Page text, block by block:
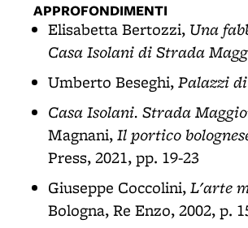
APPROFONDIMENTI
Elisabetta Bertozzi, Una
Casa Isolani di Strada
Umberto Beseghi,Palazzi
Casa Isolani. Strada
Magnani,Il portico
Press, 2021, pp. 19-23
Giuseppe Coccolini,L'arte
Bologna, Re Enzo, 2002, p.